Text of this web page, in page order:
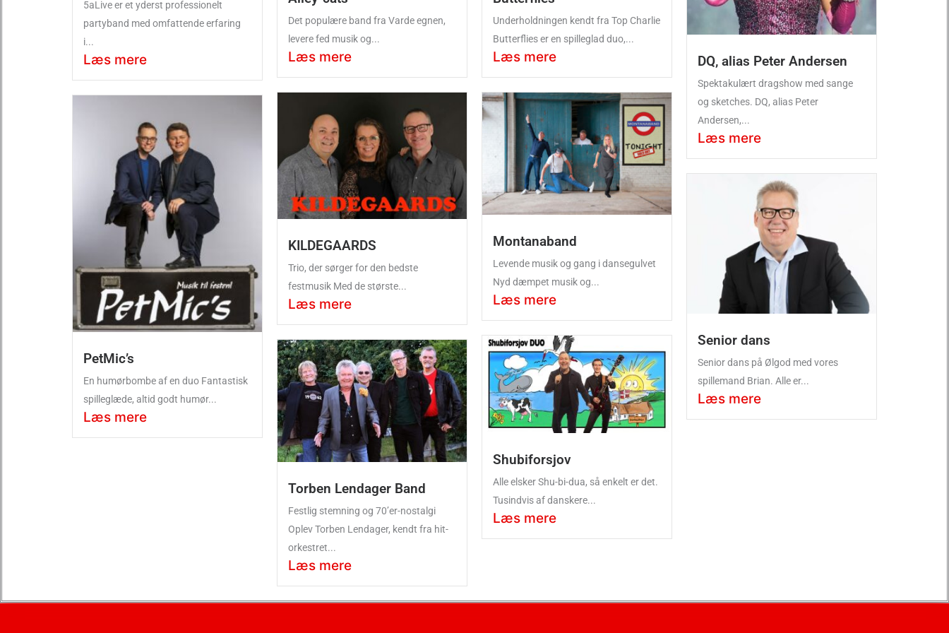
5aLive er et yderst professionelt
partyband med omfattende erfaring
i...
Læs mere
Det populære band fra Varde egnen,
levere fed musik og...
Læs mere
Underholdningen kendt fra Top Charlie
Butterflies er en spilleglad duo,...
Læs mere DQ, alias Peter Andersen
Spektakulært dragshow med sange
og sketches. DQ, alias Peter
Andersen,...
Læs mere
KILDEGAARDS
Trio, der sørger for den bedste
festmusik Med de største...
Læs mere
Montanaband
Levende musik og gang i dansegulvet
Nyd dæmpet musik og...
Læs mere
PetMic’s
En humørbombe af en duo Fantastisk
spilleglæde, altid godt humør...
Læs mere
Senior dans
Senior dans på Ølgod med vores
spillemand Brian. Alle er...
Læs mere
Shubiforsjov
Alle elsker Shu-bi-dua, så enkelt er det.
Tusindvis af danskere...
Læs mere
Torben Lendager Band
Festlig stemning og 70’er-nostalgi
Oplev Torben Lendager, kendt fra hit-
orkestret...
Læs mere